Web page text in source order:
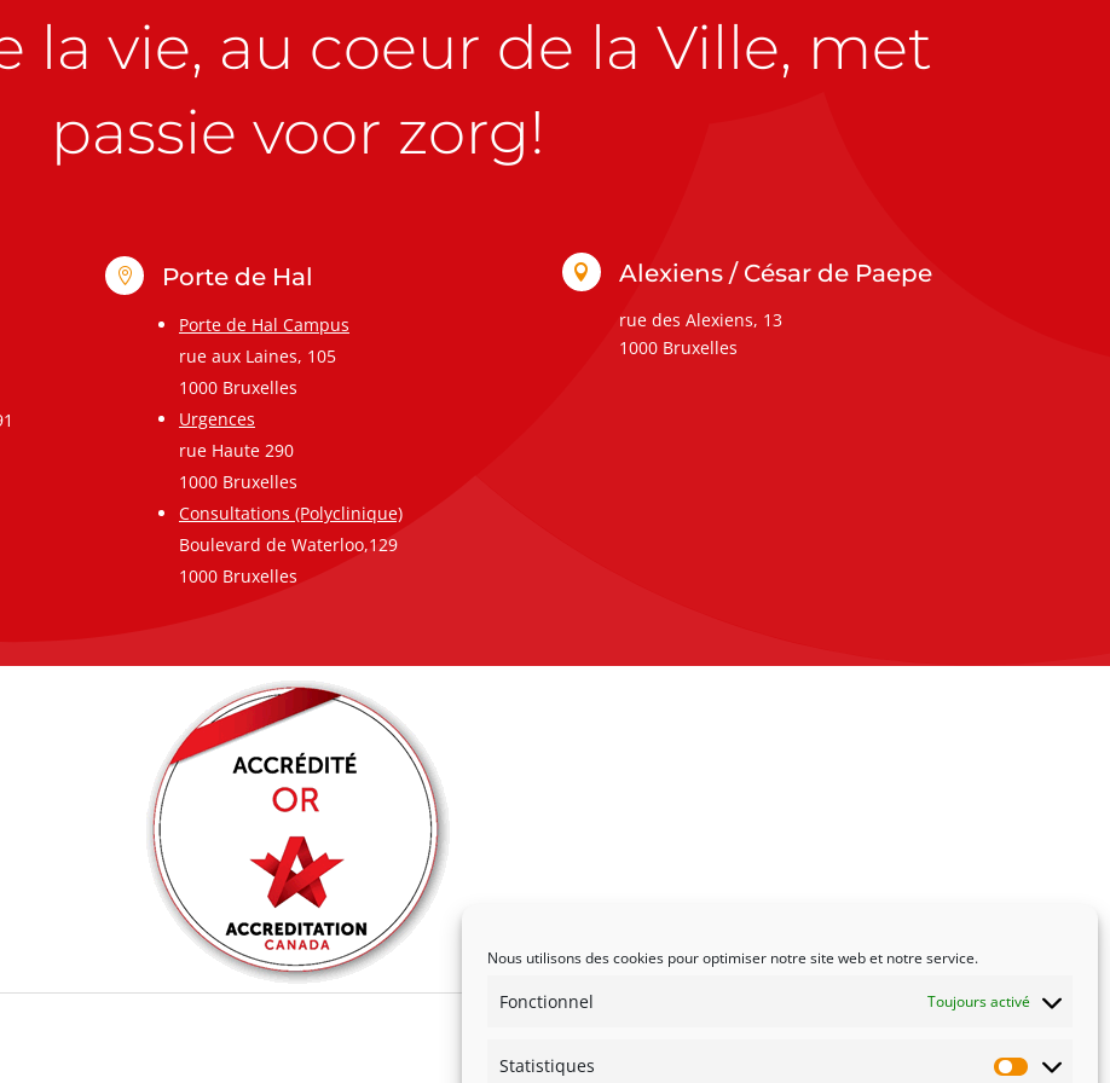
Nous utilisons des cookies pour optimiser notre site web et notre service.
Fonctionnel Toujours activé
Statistiques
la vie, au coeur de la Ville, met
passie voor zorg!
 Porte de Hal
Porte de Hal Campus
rue aux Laines, 105
1000 Bruxelles
Urgences
rue Haute 290
1000 Bruxelles
Consultations (Polyclinique)
Boulevard de Waterloo,129
1000 Bruxelles
 Alexiens / César de Paepe
rue des Alexiens, 13
1000 Bruxelles